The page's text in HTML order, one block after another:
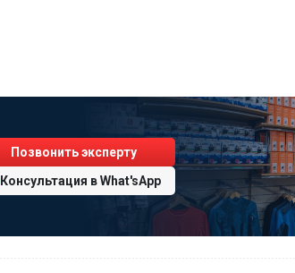
Позвонить эксперту
Консультация вWhat'sApp